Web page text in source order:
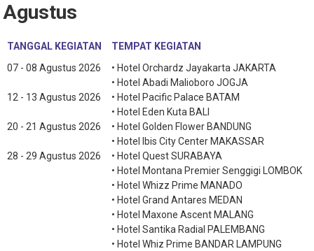
Agustus
TANGGAL KEGIATAN
TEMPAT KEGIATAN
07 - 08 Agustus 2026
12 - 13 Agustus 2026
20 - 21 Agustus 2026
28 - 29 Agustus 2026
• Hotel Orchardz Jayakarta JAKARTA
• Hotel Abadi Malioboro JOGJA
• Hotel Pacific Palace BATAM
• Hotel Eden Kuta BALI
• Hotel Golden Flower BANDUNG
• Hotel Ibis City Center MAKASSAR
• Hotel Quest SURABAYA
• Hotel Montana Premier Senggigi LOMBOK
• Hotel Whizz Prime MANADO
• Hotel Grand Antares MEDAN
• Hotel Maxone Ascent MALANG
• Hotel Santika Radial PALEMBANG
• Hotel Whiz Prime BANDAR LAMPUNG